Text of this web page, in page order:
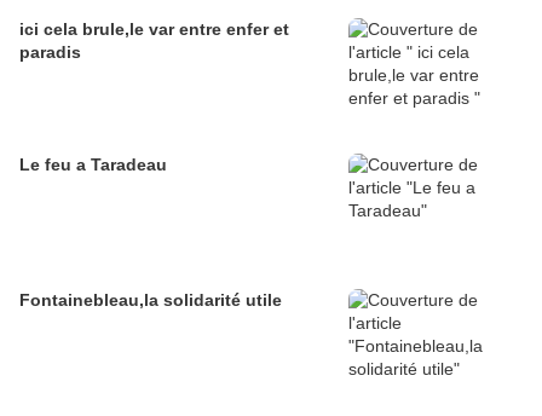
ici cela brule,le var entre enfer et
paradis
Le feu a Taradeau
Fontainebleau,la solidarité utile